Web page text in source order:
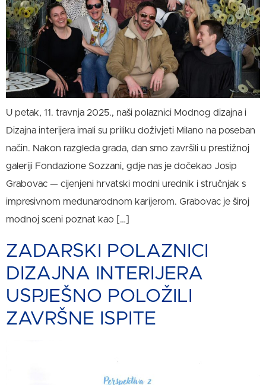
U petak, 11. travnja 2025., naši polaznici Modnog dizajna i
Dizajna interijera imali su priliku doživjeti Milano na poseban
način. Nakon razgleda grada, dan smo završili u prestižnoj
galeriji Fondazione Sozzani, gdje nas je dočekao Josip
Grabovac — cijenjeni hrvatski modni urednik i stručnjak s
impresivnom međunarodnom karijerom. Grabovac je široj
modnoj sceni poznat kao […]
ZADARSKI POLAZNICI
DIZAJNA INTERIJERA
USPJEŠNO POLOŽILI
ZAVRŠNE ISPITE